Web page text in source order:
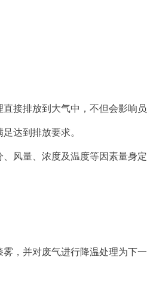
接排放到大气中，不但会影响
达到排放要求。
、风量、浓度及温度等因素量身
，并对废气进行降温处理为下